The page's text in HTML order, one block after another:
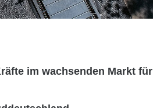
im wachsenden Markt für